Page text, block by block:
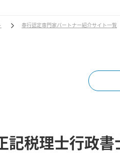
奉行認定専門家パートナー紹介サイト一覧
記税理士行政書